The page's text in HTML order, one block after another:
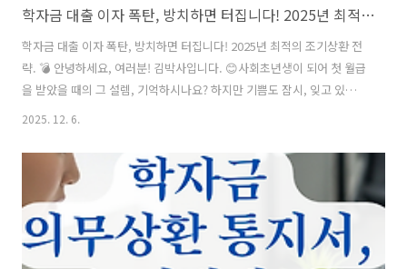
학자금 대출 이자 폭탄, 방치하면 터집니다! 2025년 최적의 조기상환 전략.
학자금 대출 이자 폭탄, 방치하면 터집니다! 2025년 최적의 조기상환 전
략. 💣 안녕하세요, 여러분! 김박사입니다. 😊사회초년생이 되어 첫 월급
을 받았을 때의 그 설렘, 기억하시나요? 하지만 기쁨도 잠시, 잊고 있던
'학자금 대출'이내 통장을 노리고 있다는 사실에 흠칫 놀라신 적 있으실
이자가 눈덩이처럼 불어나 내 발목을 잡는 상황,절대 남의 일이 아닙니
다. 특히 2025년에는 의무상환 기준이 바뀌어서 더 꼼꼼한 관리가 필요
해졌는데요.오늘은 이자 폭탄을 피하는가장 현명한 조기상환 타이밍과
방법을 아주 쉽게 정리해 드릴게요. 📋 목차이자 폭탄의 실체: 왜 빨리 갚
아야 할까? 💸2025년 달라진 의무상환 기준 완벽 분석 📊중도..
2025. 12. 6.